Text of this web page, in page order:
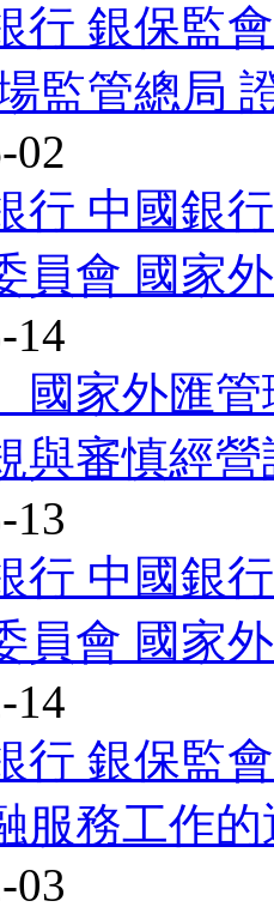
行 銀保監
監管總局
02
行 中國銀
員會 國家
14
國家外匯
與審慎經
13
行 中國銀
員會 國家
14
行 銀保監
服務工作的
03